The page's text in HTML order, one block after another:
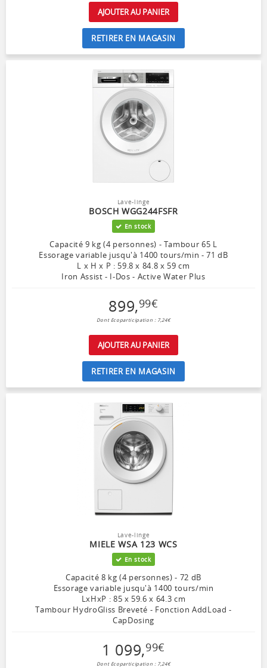
AJOUTER AU PANIER
RETIRER EN MAGASIN
Lave-linge
BOSCH WGG244FSFR
En stock
Capacité 9 kg (4 personnes) - Tambour 65 L
Essorage variable jusqu'à 1400 tours/min - 71 dB
L x H x P : 59.8 x 84.8 x 59 cm
Iron Assist - I-Dos - Active Water Plus
899,99€
Dont Ecoparticipation : 7,24€
AJOUTER AU PANIER
RETIRER EN MAGASIN
Lave-linge
MIELE WSA 123 WCS
En stock
Capacité 8 kg (4 personnes) - 72 dB
Essorage variable jusqu'à 1400 tours/min
LxHxP : 85 x 59.6 x 64.3 cm
Tambour HydroGliss Breveté - Fonction AddLoad -
CapDosing
1 099,99€
Dont Ecoparticipation : 7,24€